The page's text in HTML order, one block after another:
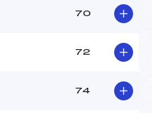
70
72
74